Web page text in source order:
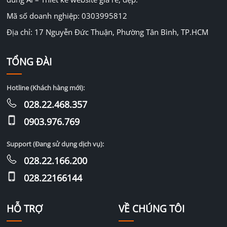
Mã số doanh nghiệp: 0303995812
Địa chỉ: 17 Nguyễn Đức Thuận, Phường Tân Bình, TP.HCM
HỖ TRỢ VỀ CHÚNG TÔI
TỔNG ĐÀI
Hotline (Khách hàng mới):
028.22.468.357
0903.976.769
Support (Đang sử dụng dịch vụ):
028.22.166.200
028.22166144